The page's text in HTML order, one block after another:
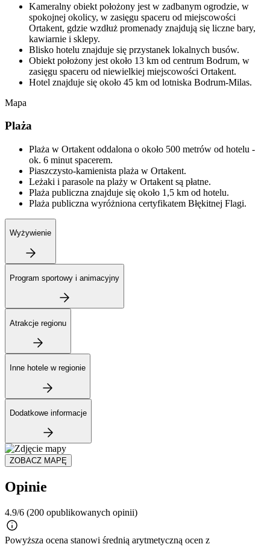
Kameralny obiekt położony jest w zadbanym ogrodzie, w
spokojnej okolicy, w zasięgu spaceru od miejscowości
Ortakent, gdzie wzdłuż promenady znajdują się liczne bary,
kawiarnie i sklepy.
Blisko hotelu znajduje się przystanek lokalnych busów.
Obiekt położony jest około 13 km od centrum Bodrum, w
zasięgu spaceru od niewielkiej miejscowości Ortakent.
Hotel znajduje się około 45 km od lotniska Bodrum-Milas.
Mapa
Plaża
Plaża w Ortakent oddalona o około 500 metrów od hotelu -
ok. 6 minut spacerem.
Piaszczysto-kamienista plaża w Ortakent.
Leżaki i parasole na plaży w Ortakent są płatne.
Plaża publiczna znajduje się około 1,5 km od hotelu.
Plaża publiczna wyróżniona certyfikatem Błękitnej Flagi.
Wyżywienie
Program sportowy i animacyjny
Atrakcje regionu
Inne hotele w regionie
Dodatkowe informacje
ZOBACZ MAPĘ
Opinie
4.9/6 (200 opublikowanych opinii)
Powyższa ocena stanowi średnią arytmetyczną ocen z